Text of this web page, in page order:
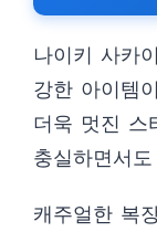
나이키 사카
강한 아이템
더욱 멋진 스
충실하면서
캐주얼한 복